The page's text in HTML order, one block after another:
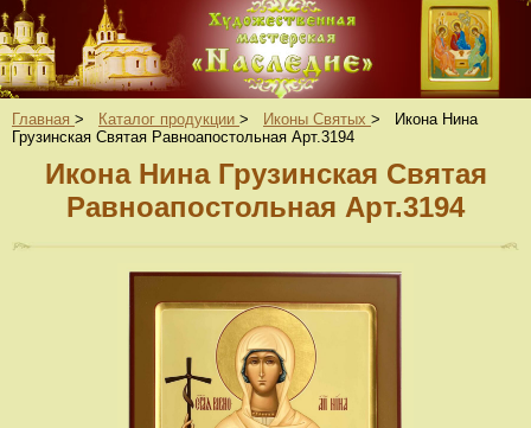
Главная > Каталог продукции > Иконы Святых >
Икона Нина
Грузинская Святая Равноапостольная Арт.3194
Икона Нина Грузинская Святая
Равноапостольная Арт.3194